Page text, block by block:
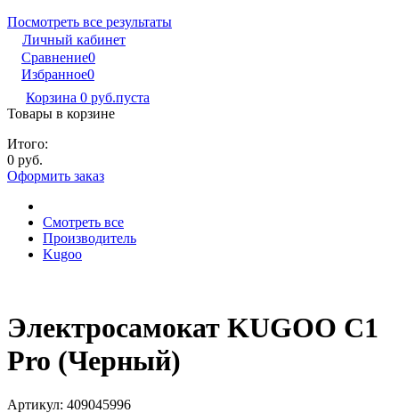
Посмотреть все результаты
Личный кабинет
Сравнение0
Избранное0
Корзина 0 руб.пуста
Товары в корзине
Итого:
0 руб.
Оформить заказ
Смотреть все
Производитель
Kugoo
Электросамокат KUGOO C1
Pro (Черный)
Артикул: 409045996